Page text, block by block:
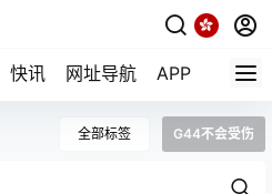
快讯 网址导航 APP 随机
全部标签 G44不会受伤